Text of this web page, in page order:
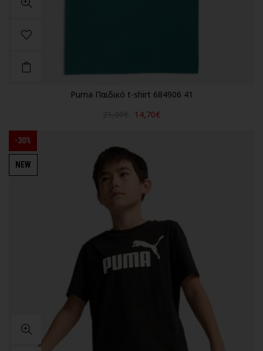
Puma Παιδικό t-shirt 684906 41
14,70€
-30%
NEW